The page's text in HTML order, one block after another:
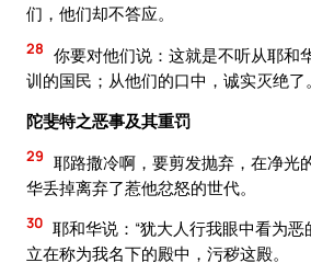
们，他们却不答应。
28 你要对他们说：这就是不听从耶和
训的国民；从他们的口中，诚实灭绝了
陀斐特之恶事及其重罚
29 耶路撒冷啊，要剪发抛弃，在净光
华丢掉离弃了惹他忿怒的世代。
30 耶和华说：“犹大人行我眼中看为
立在称为我名下的殿中，污秽这殿。